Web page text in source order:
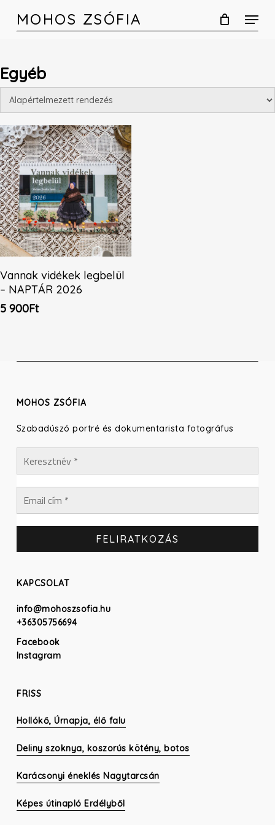
MOHOS ZSÓFIA
Egyéb
Tovább Olvasom
Vannak vidékek legbelül
– NAPTÁR 2026
5 900Ft
MOHOS ZSÓFIA
Szabadúszó portré és dokumentarista fotográfus
KAPCSOLAT
info@mohoszsofia.hu
+36305756694
Facebook
Instagram
FRISS
Hollókő, Úrnapja, élő falu
Deliny szoknya, koszorús kötény, botos
Karácsonyi éneklés Nagytarcsán
Képes útinapló Erdélyből